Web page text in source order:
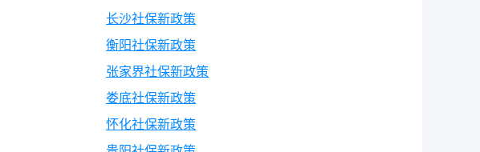
长沙社保新政策
衡阳社保新政策
张家界社保新政策
娄底社保新政策
怀化社保新政策